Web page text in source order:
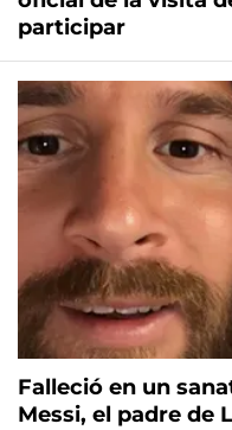
participar
Falleció en un
Messi, el padre de